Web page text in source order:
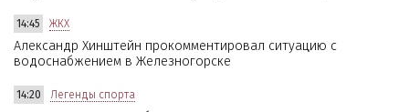
14:45 ЖКХ
Александр Хинштейн прокомментировал ситуацию с
водоснабжением в Железногорске
14:20 Легенды спорта